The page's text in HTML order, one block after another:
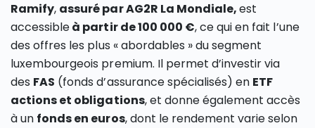
Ramify, assuré par AG2R La Mondiale,est
accessibleà partir de 100 000 €, ce qui en fait l’une
des offres les plus « abordables » du segment
luxembourgeois premium. Il permet d’investir via
des FAS (fonds d’assurance spécialisés) en ETF
actions et obligations, et donne également accès
à un fonds en euros, dont le rendement varie selon